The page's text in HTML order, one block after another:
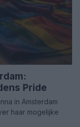
Pride
in Amsterdam
haar mogelijke